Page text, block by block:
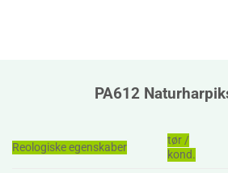
PA612
Reologiske egenskaber
tør /
kond.